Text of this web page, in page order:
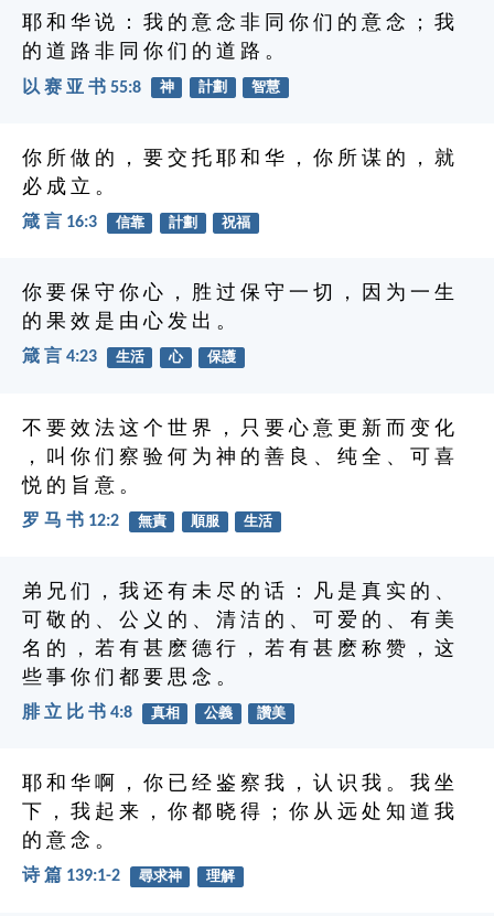
耶 和 华 说 ： 我 的 意 念 非 同 你 们 的 意 念 ； 我
的 道 路 非 同 你 们 的 道 路 。
以 赛 亚 书 55:8 神 計劃 智慧
你 所 做 的 ， 要 交 托 耶 和 华 ， 你 所 谋 的 ， 就
必 成 立 。
箴 言 16:3 信靠 計劃 祝福
你 要 保 守 你 心 ， 胜 过 保 守 一 切 ， 因 为 一 生
的 果 效 是 由 心 发 出 。
箴 言 4:23 生活 心 保護
不 要 效 法 这 个 世 界 ， 只 要 心 意 更 新 而 变 化
， 叫 你 们 察 验 何 为 神 的 善 良 、 纯 全 、 可 喜
悦 的 旨 意 。
罗 马 书 12:2 無責 順服 生活
弟 兄 们 ， 我 还 有 未 尽 的 话 ： 凡 是 真 实 的 、
可 敬 的 、 公 义 的 、 清 洁 的 、 可 爱 的 、 有 美
名 的 ， 若 有 甚 麽 德 行 ， 若 有 甚 麽 称 赞 ， 这
些 事 你 们 都 要 思 念 。
腓 立 比 书 4:8 真相 公義 讚美
耶 和 华 啊 ， 你 已 经 鉴 察 我 ， 认 识 我 。 我 坐
下 ， 我 起 来 ， 你 都 晓 得 ； 你 从 远 处 知 道 我
的 意 念 。
诗 篇 139:1-2 尋求神 理解